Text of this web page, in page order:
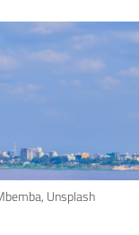
Unsplash